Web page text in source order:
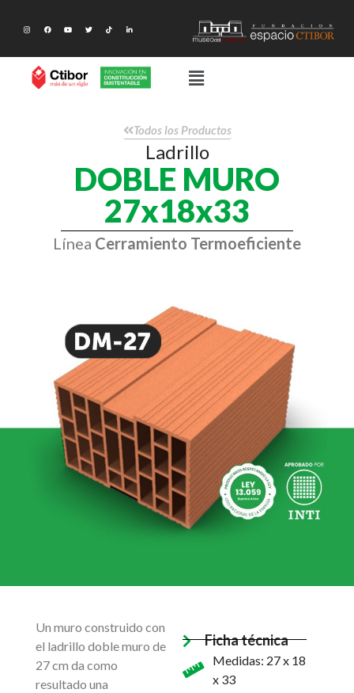
Todos los Productos
Ladrillo
DOBLE MURO
27x18x33
Línea Cerramiento Termoeficiente
Un muro construido con
el ladrillo doble muro de
27 cm da como
resultado una
Ficha técnica
Medidas: 27 x 18
x 33